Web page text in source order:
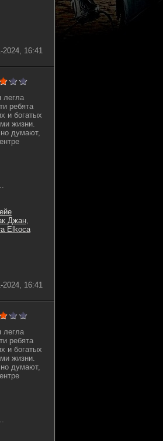
2024, 16:41
легла
ребята
и богатых
жизни.
думают,
Джан,
Elkoca
2024, 16:41
легла
ребята
и богатых
жизни.
думают,